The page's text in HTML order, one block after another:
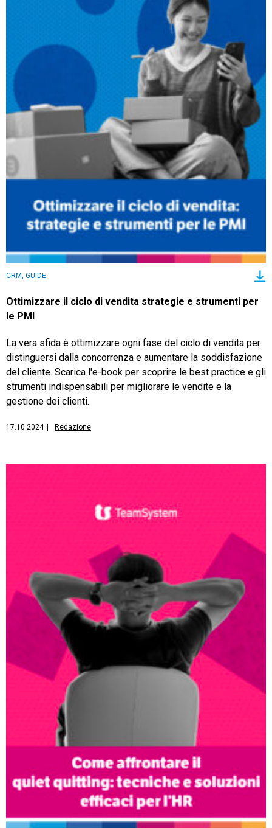
CRM, GUIDE
Ottimizzare il ciclo di vendita strategie e strumenti per
le PMI
La vera sfida è ottimizzare ogni fase del ciclo di vendita per
distinguersi dalla concorrenza e aumentare la soddisfazione
del cliente. Scarica l'e-book per scoprire le best practice e gli
strumenti indispensabili per migliorare le vendite e la
gestione dei clienti.
17.10.2024 Redazione